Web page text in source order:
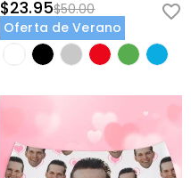
$23.95$50.00
Oferta de Verano